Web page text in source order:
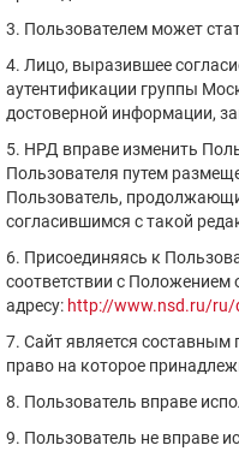
3. Пользователем может
4. Лицо, выразившее
аутентификации группы
достоверной информации,
5. НРД вправе изменить
Пользователя путем
Пользователь,
согласившимся с такой
6. Присоединяясь к
соответствии с
адресу: http://www.nsd.ru/
7. Сайт является составным
право на которое
8. Пользователь вправе
9. Пользователь не вправе